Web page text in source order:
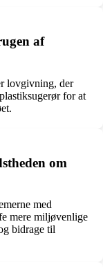
af
lovgivning, der
for at
om
med
mere miljøvenlige
bidrage til